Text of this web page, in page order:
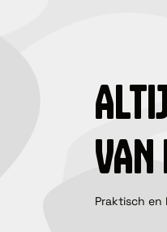
VAN
Praktisch